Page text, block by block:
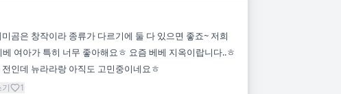
곰은 창작이라 종류가 다르기에 둘 다 있으면 좋죠~ 저희
여아가 특히 너무 좋아해요ㅎ 요즘 베베 지옥이랍니다..ㅎ
인데 뉴라라랑 아직도 고민중이네요ㅎ
1